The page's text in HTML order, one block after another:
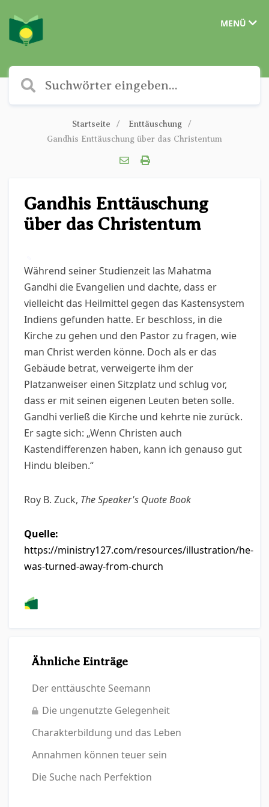
MENÜ
Startseite
Enttäuschung
Gandhis Enttäuschung über das Christentum
Gandhis Enttäuschung
über das Christentum
Während seiner Studienzeit las Mahatma
Gandhi die Evangelien und dachte, dass er
vielleicht das Heilmittel gegen das Kastensystem
Indiens gefunden hatte. Er beschloss, in die
Kirche zu gehen und den Pastor zu fragen, wie
man Christ werden könne. Doch als er das
Gebäude betrat, verweigerte ihm der
Platzanweiser einen Sitzplatz und schlug vor,
dass er mit seinen eigenen Leuten beten solle.
Gandhi verließ die Kirche und kehrte nie zurück.
Er sagte sich: „Wenn Christen auch
Kastendifferenzen haben, kann ich genauso gut
Hindu bleiben.“
Roy B. Zuck, The Speaker's Quote Book
Quelle:
https://ministry127.com/resources/illustration/he-
was-turned-away-from-church
Ähnliche Einträge
Der enttäuschte Seemann
Die ungenutzte Gelegenheit
Charakterbildung und das Leben
Annahmen können teuer sein
Die Suche nach Perfektion